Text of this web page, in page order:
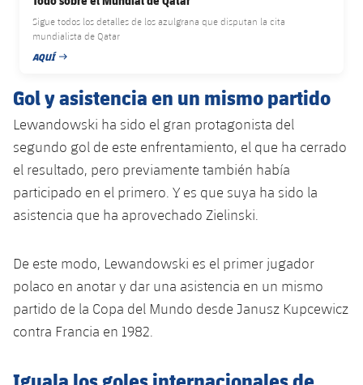
Jugadores
Historia
Palmarés
Juvenil
Infantil
Alevín
Noticias
Atletismo
plusicon
más
Masculino
Femenino
Agenda
Actualidad
Jugadores
Calendario
Clasificaciones
Hockey sobre hielo
plusicon
más
Actualidad
Jugadores
Resultados
Clasificaciones
Hockey hierba
plusicon
más
Noticias
Hockey Hierba Femenino
Patinaje artístico
plusicon
más
Plantilla
Agenda
Rugby
plusicon
más
Actualidad
Jugadores
Voleibol
Sigue todos los detalles de los azulgrana que disputan la cita
mundialista de Qatar
AQUÍ
FECHA DE PUBLICACIÓN
Gol y asistencia en un mismo partido
Lewandowski ha sido el gran protagonista del
segundo gol de este enfrentamiento, el que ha cerrado
el resultado, pero previamente también había
participado en el primero. Y es que suya ha sido la
asistencia que ha aprovechado Zielinski.
De este modo, Lewandowski es el primer jugador
polaco en anotar y dar una asistencia en un mismo
partido de la Copa del Mundo desde Janusz Kupcewicz
contra Francia en 1982.
Iguala los goles internacionales de